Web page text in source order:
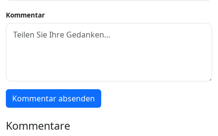
Kommentar
Kommentar absenden
Kommentare